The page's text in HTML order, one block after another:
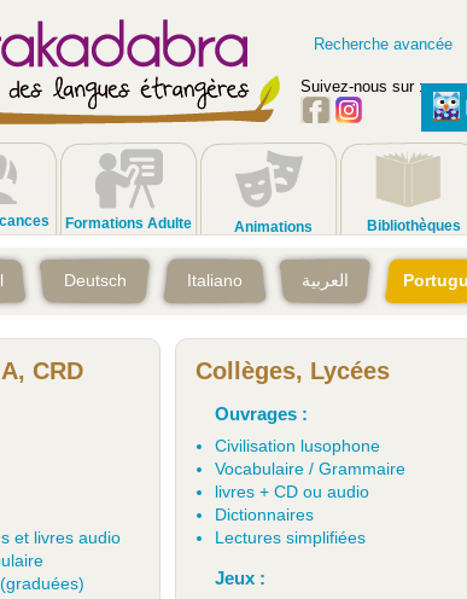
Recherche avancée
Suivez-nous sur :
Formations Adulte Animations Bibliothèques
Deutsch Italiano العربية
CRD
et livres audio
Collèges, Lycées
Ouvrages :
Civilisation lusophone
Vocabulaire / Grammaire
livres + CD ou audio
Dictionnaires
Lectures simplifiées
Jeux :